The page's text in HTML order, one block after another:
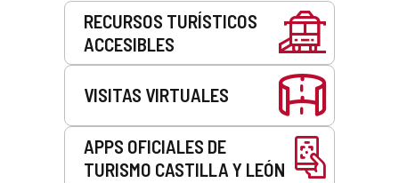
RECURSOS TURÍSTICOS
ACCESIBLES
VISITAS VIRTUALES
APPS OFICIALES DE
TURISMO CASTILLA Y LEÓN